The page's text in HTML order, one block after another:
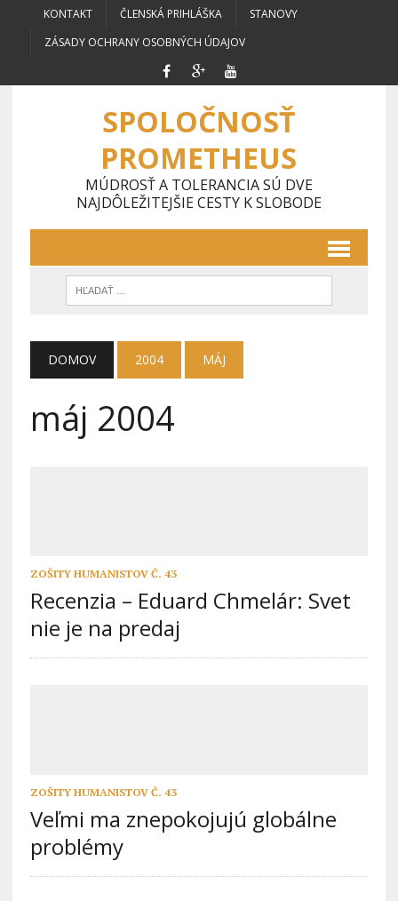
KONTAKT ČLENSKÁ PRIHLÁŠKA
STANOVY
ZÁSADY OCHRANY OSOBNÝCH ÚDAJOV
SPOLOČNOSŤ
PROMETHEUS
MÚDROSŤ A TOLERANCIA SÚ DVE
NAJDÔLEŽITEJŠIE CESTY K SLOBODE
DOMOV 2004 MÁJ
máj 2004
ZOŠITY HUMANISTOV Č. 43
Recenzia – Eduard Chmelár: Svet
nie je na predaj
ZOŠITY HUMANISTOV Č. 43
Veľmi ma znepokojujú globálne
problémy